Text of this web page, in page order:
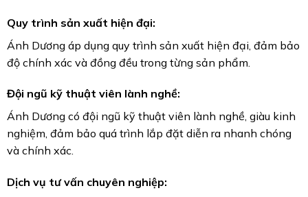
Quy trình sản xuất hiện đại:
Ánh Dương áp dụng quy trình sản xuất hiện đại, đảm bảo
độ chính xác và đồng đều trong từng sản phẩm.
Đội ngũ kỹ thuật viên lành nghề:
Ánh Dương có đội ngũ kỹ thuật viên lành nghề, giàu kinh
nghiệm, đảm bảo quá trình lắp đặt diễn ra nhanh chóng
và chính xác.
Dịch vụ tư vấn chuyên nghiệp: